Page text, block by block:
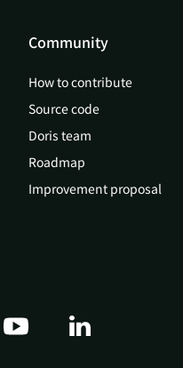
Community
How to contribute
Source code
Doris team
Roadmap
Improvement proposal